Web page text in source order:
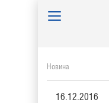
Toggle
Новина
16.12.2016